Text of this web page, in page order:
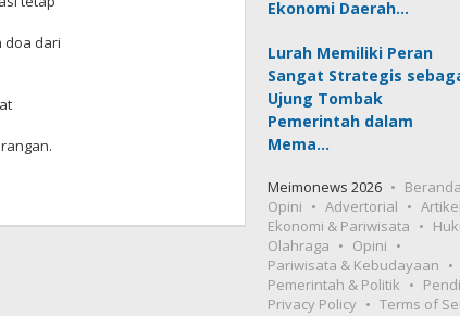
doa dari
Ekonomi Daerah…
Lurah Memiliki Peran
Sangat Strategis
Ujung Tombak
Pemerintah dalam
Mema…
Meimonews 2026 Beranda
Opini
Advertorial Artikel
Ekonomi & Pariwisata
Olahraga
Opini
Pariwisata & Kebudayaan
Pemerintah & Politik
Privacy Policy
Terms of